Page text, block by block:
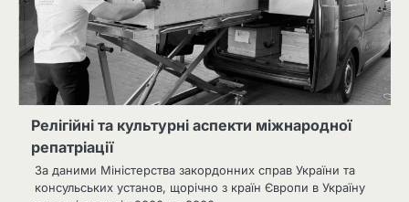
Релігійні та культурні аспекти міжнародної
репатріації
За даними Міністерства закордонних справ України та
консульських установ, щорічно з країн Європи в Україну